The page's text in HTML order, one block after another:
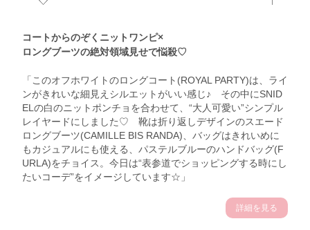
コートからのぞくニットワンピ×
ロングブーツの絶対領域見せで悩殺♡
「このオフホワイトのロングコート(ROYAL PARTY)は、ライ
ンがきれいな細見えシルエットがいい感じ♪ その中にSNID
ELの白のニットポンチョを合わせて、“大人可愛い”シンプル
レイヤードにしました♡ 靴は折り返しデザインのスエード
ロングブーツ(CAMILLE BIS RANDA)、バッグはきれいめに
もカジュアルにも使える、パステルブルーのハンドバッグ(F
URLA)をチョイス。今日は“表参道でショッピングする時にし
たいコーデ”をイメージしています☆」
詳細を見る